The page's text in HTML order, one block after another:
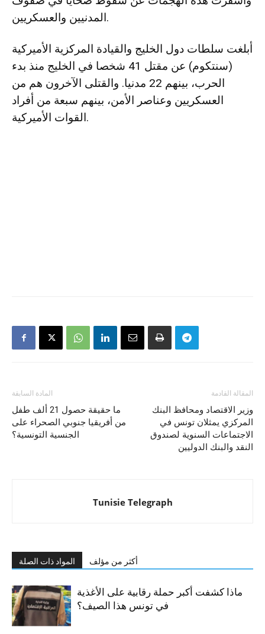
المدنيين والعسكريين.
أبلغت سلطات دول الخليج والقيادة المركزية الأميركية
(سنتكوم) عن مقتل 41 شخصا في الخليج منذ بدء
الحرب، بينهم 22 مدنيا. والقتلى الآخرون هم من
العسكريين وعناصر الأمن، بينهم سبعة من أفراد
القوات الأميركية.
المادة السابقة
ما حقيقة حصول 21 ألف طفل
من أفريقيا جنوبي الصحراء على
الجنسية التونسية؟
المقالة القادمة
وزير الاقتصاد ومحافظ البنك
المركزي يمثلان تونس في
الاجتماعات السنوية لصندوق
النقد والبنك الدوليين
Tunisie Telegraph
المواد ذات الصلة أكثر من مؤلف
ماذا كشفت أكبر حملة رقابية على الأغذية
في تونس هذا الصيف؟